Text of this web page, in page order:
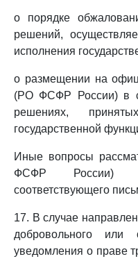
о порядке
решений,
исполнения
о размещении на
(РО ФСФР России) в
решениях,
государственной
Иные вопросы
ФСФР России)
соответствующего
17. В случае
добровольного или
уведомления о праве